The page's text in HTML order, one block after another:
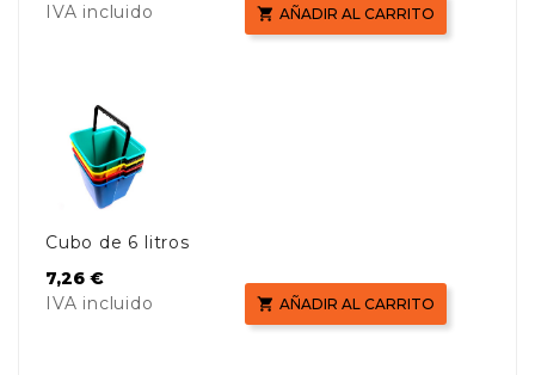
IVA incluido
 AÑADIR AL CARRITO
Cubo de 6 litros
Precio
7,26 €
IVA incluido
 AÑADIR AL CARRITO